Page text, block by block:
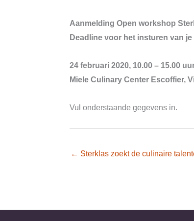
Aanmelding Open workshop
Deadline voor het insturen van
24 februari 2020, 10.00 – 15.00
Miele Culinary Center Escoffier,
Vul onderstaande gegevens in.
← Sterklas zoekt de culinaire